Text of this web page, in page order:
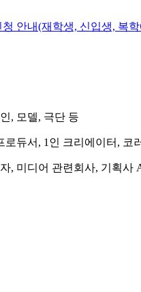
안내(재학생, 신입생, 복
, 모델, 극단 등
로듀서, 1인 크리에이터, 코
, 미디어 관련회사, 기획사